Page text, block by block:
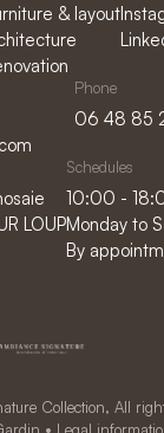
& layout
Phone
06 48 85
LOUP
Schedules
10:00 -
Monday to
By
Collection, All
• Legal